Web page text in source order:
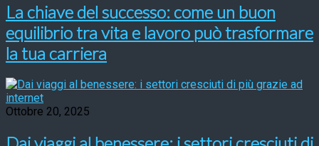
La chiave del successo: come un buon
equilibrio tra vita e lavoro può trasformare
la tua carriera
Ottobre 20, 2025